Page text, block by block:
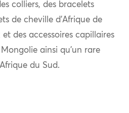
colliers, des bracelets
de cheville d’Afrique de
et des accessoires capillaires
ainsi qu’un rare
du Sud.